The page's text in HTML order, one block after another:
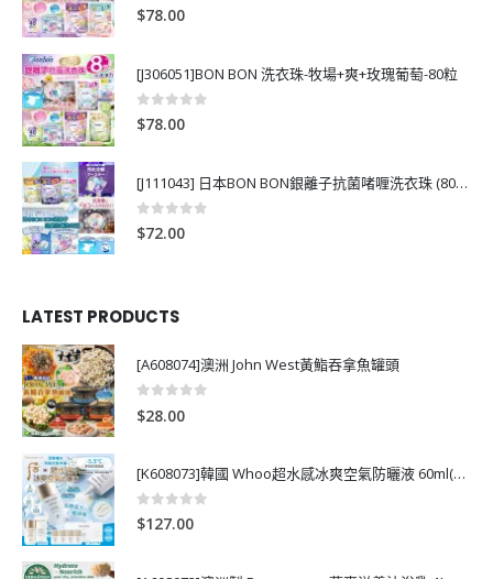
0out of 5
$78.00
[J306051]BON BON 洗衣珠-牧場+爽+玫瑰葡萄-80粒
0out of 5
$78.00
[J111043] 日本BON BON銀離子抗菌啫喱洗衣珠 (80粒)
0out of 5
$72.00
LATEST PRODUCTS
[A608074]澳洲 John West黃鮨吞拿魚罐頭
0
$28.00
[K608073]韓國 Whoo超水感冰爽空氣防曬液 60ml(送13ml*4支)
0 out of 5
$127.00